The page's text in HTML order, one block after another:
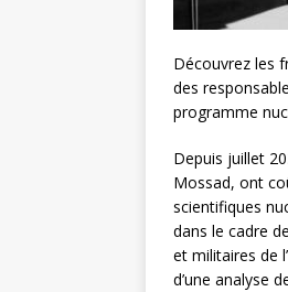
Découvrez les
des
programme
Depuis juillet
Mossad, ont
scientifiques
dans le cadre
et militaires de
d’une analyse